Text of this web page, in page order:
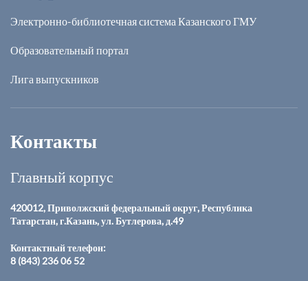
Электронно-библиотечная система Казанского ГМУ
Образовательный портал
Лига выпускников
Контакты
Главный корпус
420012, Приволжский федеральный округ, Республика
Татарстан, г.Казань, ул. Бутлерова, д.49
Контактный телефон:
8 (843) 236 06 52